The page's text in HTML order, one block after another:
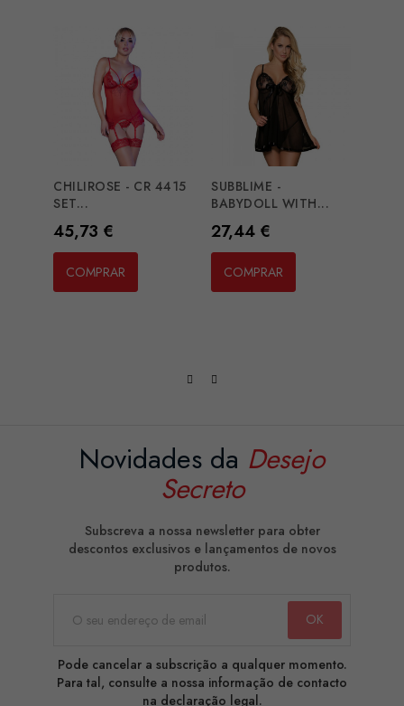
CHILIROSE - CR 4415
SET...
Preço
45,73 €
COMPRAR
SUBBLIME -
BABYDOLL WITH...
Preço
27,44 €
COMPRAR
Novidades da Desejo
Secreto
Subscreva a nossa newsletter para obter
descontos exclusivos e lançamentos de novos
produtos.
Pode cancelar a subscrição a qualquer momento.
Para tal, consulte a nossa informação de contacto
na declaração legal.